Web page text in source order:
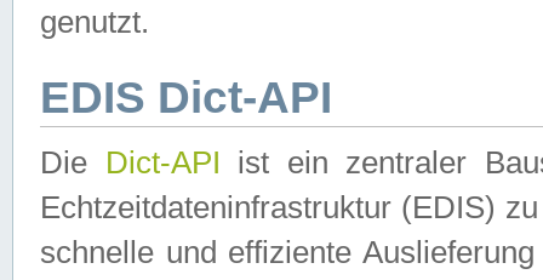
genutzt.
EDIS Dict-API
Die Dict-API ist ein zentraler
Echtzeitdateninfrastruktur (EDIS)
schnelle und effiziente